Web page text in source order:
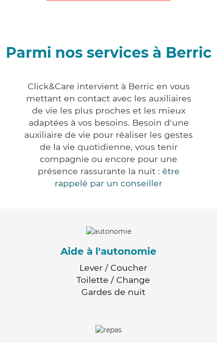
Parmi nos services à Berric
Click&Care intervient à Berric en vous
mettant en contact avec les auxiliaires
de vie les plus proches et les mieux
adaptées à vos besoins. Besoin d'une
auxiliaire de vie pour réaliser les gestes
de la vie quotidienne, vous tenir
compagnie ou encore pour une
présence rassurante la nuit : être
rappelé par un conseiller
Aide à l'autonomie
Lever / Coucher
Toilette / Change
Gardes de nuit